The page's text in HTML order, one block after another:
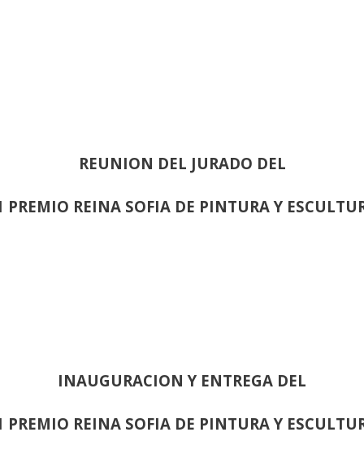
REUNION DEL JURADO DEL
PREMIO REINA SOFIA DE PINTURA Y
INAUGURACION Y ENTREGA DEL
PREMIO REINA SOFIA DE PINTURA Y